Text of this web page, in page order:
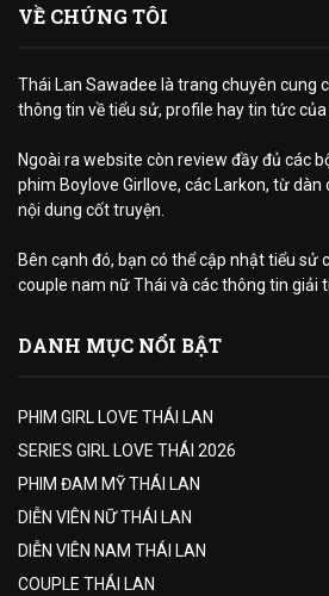
VỀ CHÚNG TÔI
Thái Lan Sawadee là trang chuyên cung
thông tin về tiểu sử, profile hay tin tức
Ngoài ra website còn review đầy đủ các
phim Boylove Girllove, các Larkon, từ dàn
nội dung cốt truyện.
Bên cạnh đó, bạn có thể cập nhật tiểu sử
couple nam nữ Thái và các thông tin giải
DANH MỤC NỔI BẬT
PHIM GIRL LOVE THÁI LAN
SERIES GIRL LOVE THÁI 2026
PHIM ĐAM MỸ THÁI LAN
DIỄN VIÊN NỮ THÁI LAN
DIỄN VIÊN NAM THÁI LAN
COUPLE THÁI LAN